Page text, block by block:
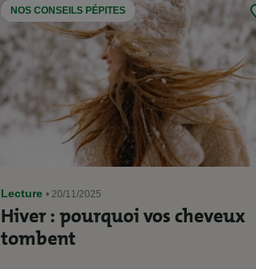
NOS CONSEILS PÉPITES
Lecture • 20/11/2025
Hiver : pourquoi vos cheveux
tombent